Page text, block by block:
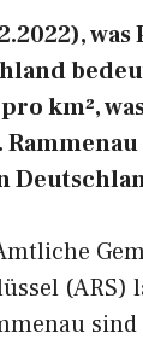
km²,
(ARS)
sind